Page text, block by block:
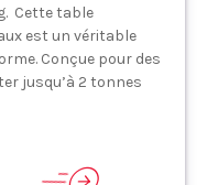
Cette table
est un véritable
Conçue pour des
jusqu’à 2 tonnes